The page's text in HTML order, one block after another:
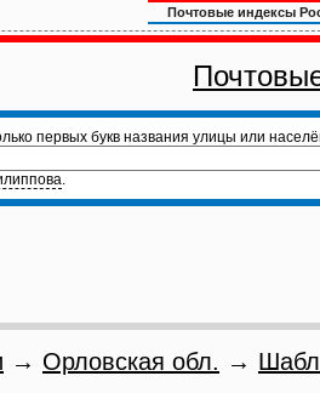
Почтовые индексы
первых букв названия улицы или
.
→ Орловская обл. →